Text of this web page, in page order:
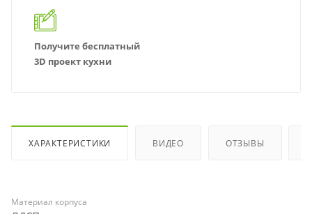
Получите бесплатный
3D проект кухни
ХАРАКТЕРИСТИКИ ВИДЕО ОТЗЫВЫ
Материал корпуса